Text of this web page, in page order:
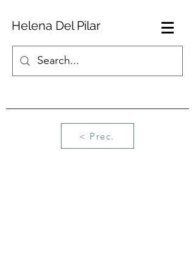
Helena Del Pilar
< Prec.